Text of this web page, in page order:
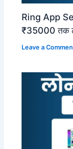
Ring App
₹35000 तक
Leave a